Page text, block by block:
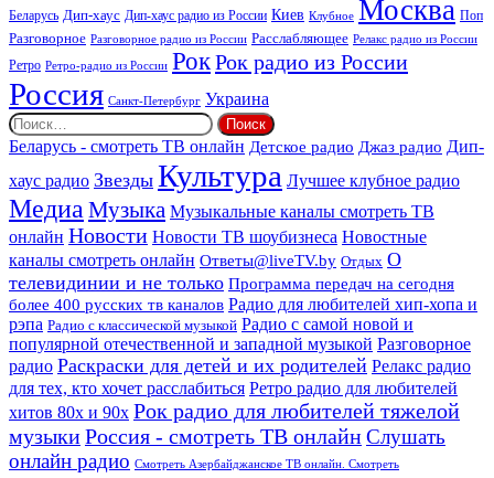
Беларусь Дип-хаус Дип-хаус радио из России Киев Клубное Москва Поп
Разговорное Разговорное радио из России Расслабляющее Релакс радио из России
Ретро Ретро-радио из России РокРок радио из России
Россия Санкт-Петербург Украина
Найти:
Беларусь - смотреть ТВ онлайн Детское радио Джаз радио Дип-
хаус радио Звезды Культура Лучшее клубное радио
Медиа Музыка Музыкальные каналы смотреть ТВ
онлайн Новости Новости ТВ шоубизнеса Новостные
каналы смотреть онлайн Ответы@liveTV.by Отдых О
телевидинии и не только Программа передач на сегодня
более 400 русских тв каналов Радио для любителей хип-хопа и
рэпа Радио с классической музыкой Радио с самой новой и
популярной отечественной и западной музыкой Разговорное
радио Раскраски для детей и их родителей Релакс радио
для тех, кто хочет расслабиться Ретро радио для любителей
хитов 80х и 90х Рок радио для любителей тяжелой
музыкиРоссия - смотреть ТВ онлайнСлушать
онлайн радио Смотреть Азербайджанское ТВ онлайн. Смотреть